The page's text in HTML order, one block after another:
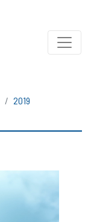
2019